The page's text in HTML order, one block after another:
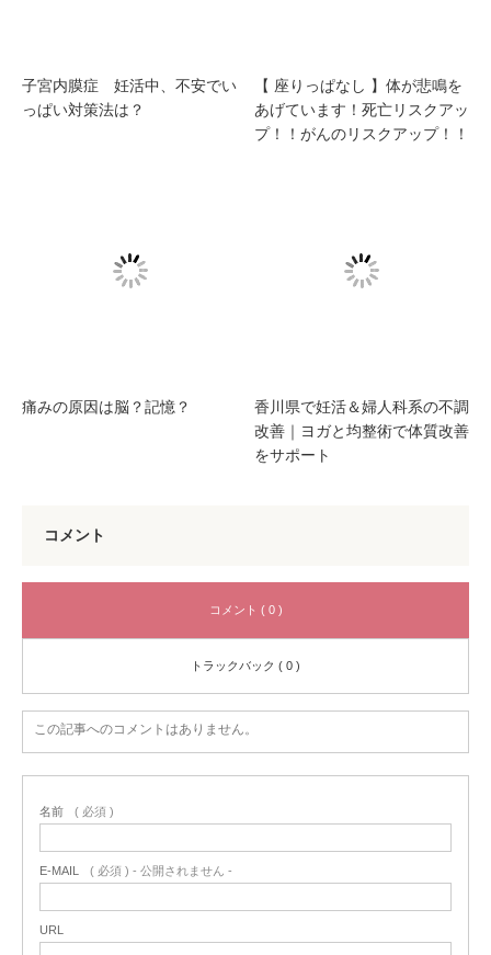
子宮内膜症 妊活中、不安でい
っぱい対策法は？
【 座りっぱなし 】体が悲鳴を
あげています！死亡リスクアッ
プ！！がんのリスクアップ！！
痛みの原因は脳？記憶？
香川県で妊活＆婦人科系の不調
改善｜ヨガと均整術で体質改善
をサポート
コメント
コメント ( 0 )
トラックバック ( 0 )
この記事へのコメントはありません。
名前 ( 必須 )
E-MAIL ( 必須 ) - 公開されません -
URL